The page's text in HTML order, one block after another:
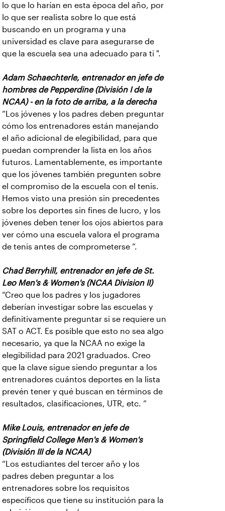
lo que lo harían en esta época del año, por
lo que ser realista sobre lo que está
buscando en un programa y una
universidad es clave para asegurarse de
que la escuela sea una adecuado para ti ".
Adam Schaechterle, entrenador en jefe de
hombres de Pepperdine (División I de la
NCAA) - en la foto de arriba, a la derecha
“Los jóvenes y los padres deben preguntar
cómo los entrenadores están manejando
el año adicional de elegibilidad, para que
puedan comprender la lista en los años
futuros. Lamentablemente, es importante
que los jóvenes también pregunten sobre
el compromiso de la escuela con el tenis.
Hemos visto una presión sin precedentes
sobre los deportes sin fines de lucro, y los
jóvenes deben tener los ojos abiertos para
ver cómo una escuela valora el programa
de tenis antes de comprometerse ”.
Chad Berryhill, entrenador en jefe de St.
Leo Men's & Women's (NCAA Division II)
“Creo que los padres y los jugadores
deberían investigar sobre las escuelas y
definitivamente preguntar si se requiere un
SAT o ACT. Es posible que esto no sea algo
necesario, ya que la NCAA no exige la
elegibilidad para 2021 graduados. Creo
que la clave sigue siendo preguntar a los
entrenadores cuántos deportes en la lista
prevén tener y qué buscan en términos de
resultados, clasificaciones, UTR, etc. ”
Mike Louis, entrenador en jefe de
Springfield College Men's & Women's
(División III de la NCAA)
“Los estudiantes del tercer año y los
padres deben preguntar a los
entrenadores sobre los requisitos
específicos que tiene su institución para la